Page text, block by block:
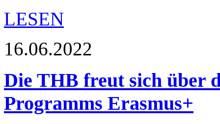
LESEN
16.06.2022
Die THB freut sich über
Programms Erasmus+